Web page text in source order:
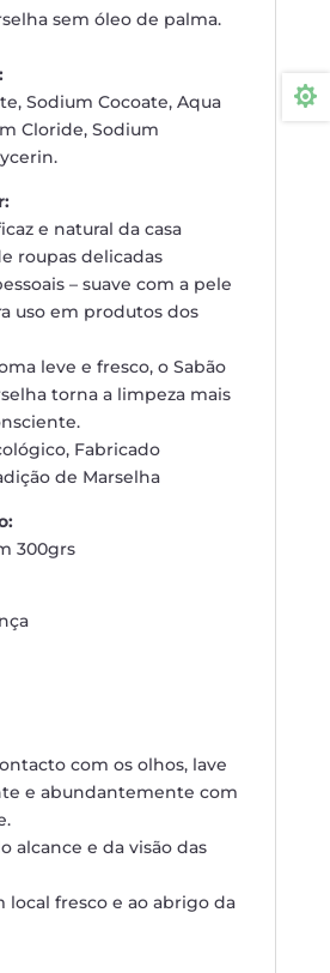
sem óleo de palma.
Sodium Cocoate, Aqua
Cloride, Sodium
e natural da casa
roupas delicadas
– suave com a pele
uso em produtos dos
leve e fresco, o Sabão
torna a limpeza mais
Fabricado
de Marselha
300grs
com os olhos, lave
e abundantemente com
alcance e da visão das
local fresco e ao abrigo da
